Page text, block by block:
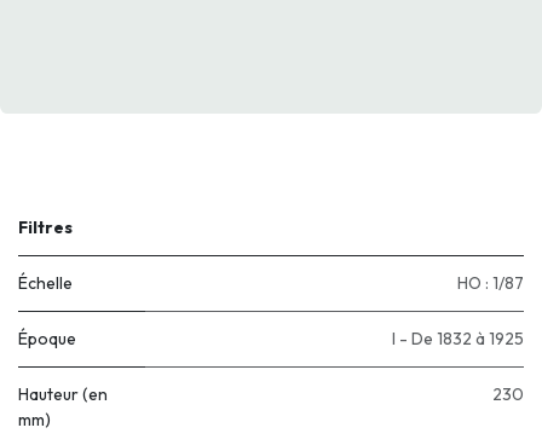
Filtres
Échelle HO : 1/87
Époque I - De 1832 à 1925
Hauteur (en
mm)
230